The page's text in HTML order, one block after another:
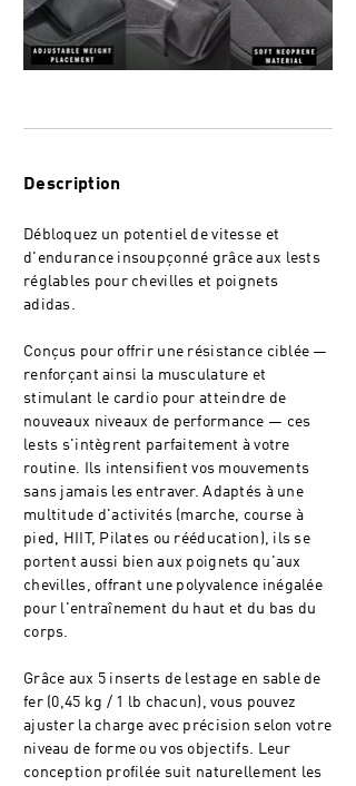
Description
Débloquez un potentiel de vitesse et
d'endurance insoupçonné grâce aux lests
réglables pour chevilles et poignets
adidas.
Conçus pour offrir une résistance ciblée —
renforçant ainsi la musculature et
stimulant le cardio pour atteindre de
nouveaux niveaux de performance — ces
lests s'intègrent parfaitement à votre
routine. Ils intensifient vos mouvements
sans jamais les entraver. Adaptés à une
multitude d'activités (marche, course à
pied, HIIT, Pilates ou rééducation), ils se
portent aussi bien aux poignets qu'aux
chevilles, offrant une polyvalence inégalée
pour l'entraînement du haut et du bas du
corps.
Grâce aux 5 inserts de lestage en sable de
fer (0,45 kg / 1 lb chacun), vous pouvez
ajuster la charge avec précision selon votre
niveau de forme ou vos objectifs. Leur
conception profilée suit naturellement les